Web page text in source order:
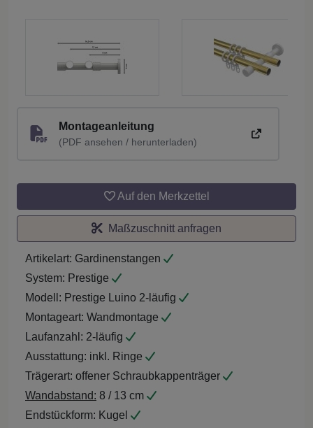
Montageanleitung
(PDF ansehen / herunterladen)
Auf den Merkzettel
Maßzuschnitt anfragen
Artikelart: Gardinenstangen
System: Prestige
Modell: Prestige Luino 2-läufig
Montageart: Wandmontage
Laufanzahl: 2-läufig
Ausstattung: inkl. Ringe
Trägerart: offener Schraubkappenträger
Wandabstand: 8 / 13 cm
Endstückform: Kugel